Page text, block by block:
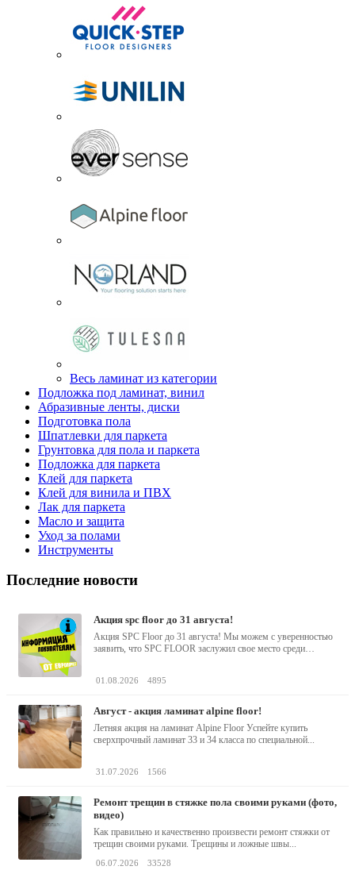
Весь ламинат из категории
Подложка под ламинат, винил
Абразивные ленты, диски
Подготовка пола
Шпатлевки для паркета
Грунтовка для пола и паркета
Подложка для паркета
Клей для паркета
Клей для винила и ПВХ
Лак для паркета
Масло и защита
Уход за полами
Инструменты
Последние новости
акция spc floor до 31 августа!
Акция SPC Floor до 31 августа! Мы можем с уверенностью
заявить, что SPC FLOOR заслужил свое место среди
01.08.2026 4895
август - акция ламинат alpine floor!
Летняя акция на ламинат Alpine Floor Успейте купить
сверхпрочный ламинат 33 и 34 класса по специальной...
31.07.2026 1566
ремонт трещин в стяжке пола своими руками (фото,
видео)
Как правильно и качественно произвести ремонт стяжки от
трещин своими руками. Трещины и ложные швы...
06.07.2026 33528